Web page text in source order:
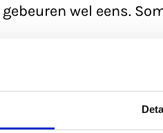
wel eens.
gevuld.